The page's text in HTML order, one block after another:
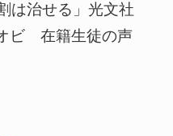
は治せる」光文社
在籍生徒の声